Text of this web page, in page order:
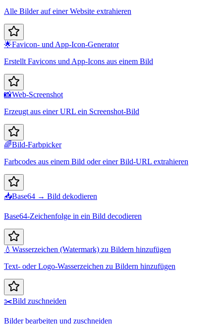
Alle Bilder auf einer Website extrahieren
🌟Favicon- und App-Icon-Generator
Erstellt Favicons und App-Icons aus einem Bild
📸Web-Screenshot
Erzeugt aus einer URL ein Screenshot-Bild
🌈Bild-Farbpicker
Farbcodes aus einem Bild oder einer Bild-URL extrahieren
📥Base64 → Bild dekodieren
Base64-Zeichenfolge in ein Bild decodieren
💧 Wasserzeichen (Watermark) zu Bildern hinzufügen
Text- oder Logo-Wasserzeichen zu Bildern hinzufügen
✂️Bild zuschneiden
Bilder bearbeiten und zuschneiden